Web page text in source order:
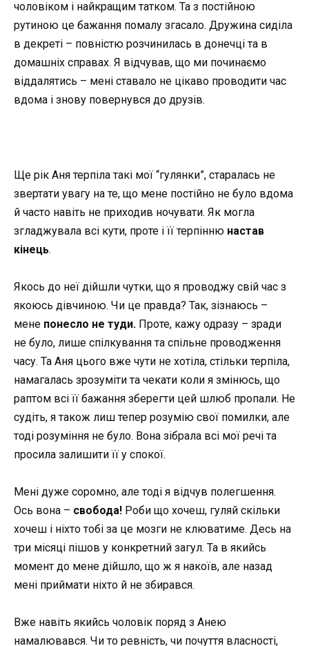
чоловіком і найкращим татком. Та з постійною
рутиною це бажання помалу згасало. Дружина сиділа
в декреті – повністю розчинилась в донечці та в
домашніх справах. Я відчував, що ми починаємо
віддалятись – мені ставало не цікаво проводити час
вдома і знову повернувся до друзів.
Ще рік Аня терпіла такі мої “гулянки”, старалась не
звертати увагу на те, що мене постійно не було вдома
й часто навіть не приходив ночувати. Як могла
згладжувала всі кути, проте і її терпінню настав
кінець.
Якось до неї дійшли чутки, що я проводжу свій час з
якоюсь дівчиною. Чи це правда? Так, зізнаюсь –
мене понесло не туди. Проте, кажу одразу – зради
не було, лише спілкування та спільне проводження
часу. Та Аня цього вже чути не хотіла, стільки терпіла,
намагалась зрозуміти та чекати коли я змінюсь, що
раптом всі її бажання зберегти цей шлюб пропали. Не
судіть, я також лиш тепер розумію свої помилки, але
тоді розуміння не було. Вона зібрала всі мої речі та
просила залишити її у спокої.
Мені дуже соромно, але тоді я відчув полегшення.
Ось вона – свобода! Роби що хочеш, гуляй скільки
хочеш і ніхто тобі за це мозги не клюватиме. Десь на
три місяці пішов у конкретний загул. Та в якийсь
момент до мене дійшло, що ж я накоїв, але назад
мені приймати ніхто й не збирався.
Вже навіть якийсь чоловік поряд з Анею
намалювався. Чи то ревність, чи почуття власності,